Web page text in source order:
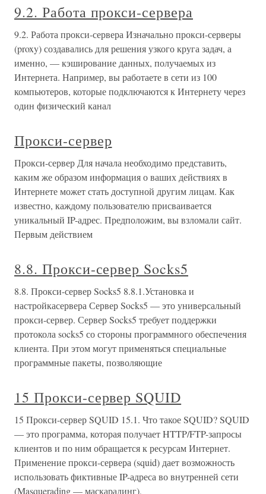
9.2. Работа прокси-сервера
9.2. Работа прокси-сервера Изначально прокси-серверы
(proxy) создавались для решения узкого круга задач, а
именно, — кэширование данных, получаемых из
Интернета. Например, вы работаете в сети из 100
компьютеров, которые подключаются к Интернету через
один физический канал
Прокси-сервер
Прокси-сервер Для начала необходимо представить,
каким же образом информация о ваших действиях в
Интернете может стать доступной другим лицам. Как
известно, каждому пользователю присваивается
уникальный IP-адрес. Предположим, вы взломали сайт.
Первым действием
8.8. Прокси-сервер Socks5
8.8. Прокси-сервер Socks5 8.8.1.Установка и
настройкасервера Сервер Socks5 — это универсальный
прокси-сервер. Сервер Socks5 требует поддержки
протокола socks5 со стороны программного обеспечения
клиента. При этом могут применяться специальные
программные пакеты, позволяющие
15 Прокси-сервер SQUID
15 Прокси-сервер SQUID 15.1. Что такое SQUID? SQUID
— это программа, которая получает HTTP/FTP-запросы
клиентов и по ним обращается к ресурсам Интернет.
Применение прокси-сервера (squid) дает возможность
использовать фиктивные IP-адреса во внутренней сети
(Masquerading — маскарадинг),